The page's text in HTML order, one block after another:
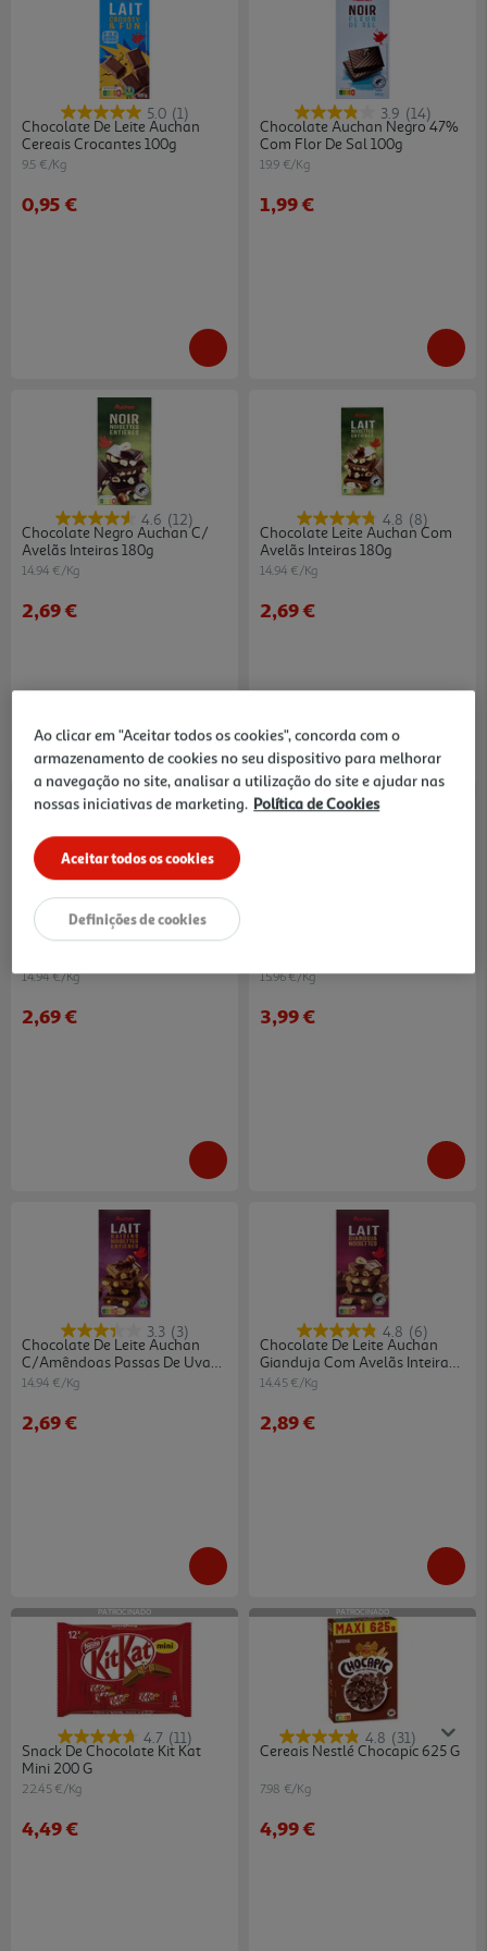
5.0 (1)
Chocolate De Leite Auchan
Cereais Crocantes 100g
9.5 €/Kg
0,95 €
3.9 (14)
Chocolate Auchan Negro 47%
Com Flor De Sal 100g
19.9 €/Kg
1,99 €
4.6 (12)
Chocolate Negro Auchan C/
Avelãs Inteiras 180g
14.94 €/Kg
2,69 €
4.8 (8)
Chocolate Leite Auchan Com
Avelãs Inteiras 180g
14.94 €/Kg
2,69 €
4.7 (13)
Chocolate Auchan Negro Com
14.94 €/Kg
2,69 €
15.96 €/Kg
3,99 €
3.3 (3)
Chocolate De Leite Auchan
C/amêndoas Passas De Uvas
E Avelãs 180g
14.94 €/Kg
2,69 €
4.8 (6)
Chocolate De Leite Auchan
Gianduja Com Avelãs Inteiras
200g
14.45 €/Kg
2,89 €
PATROCINADO
4.7 (11)
Snack De Chocolate Kit Kat
Mini 200 G
22.45 €/Kg
4,49 €
PATROCINADO
4.8 (31)
Cereais Nestlé Chocapic 625 G
7.98 €/Kg
4,99 €
Ao clicar em "Aceitar todos os cookies", concorda com o
armazenamento de cookies no seu dispositivo para melhorar
a navegação no site, analisar a utilização do site e ajudar nas
nossas iniciativas de marketing. Política de Cookies
Aceitar todos os cookies
Definições de cookies